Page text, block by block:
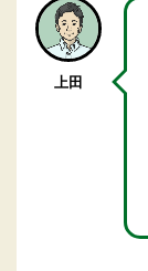
上田